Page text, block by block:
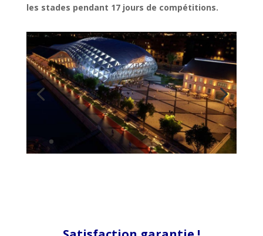
les stades pendant 17 jours de compétitions.